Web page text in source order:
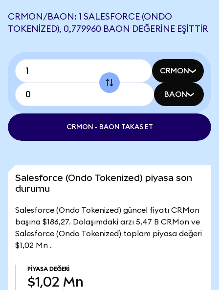
CRMON/BAON: 1 SALESFORCE (ONDO
TOKENIZED), 0,779960 BAON DEĞERINE EŞITTIR
CRMON
BAON
CRMON - BAON TAKAS ET
Salesforce (Ondo Tokenized) piyasa son
durumu
Salesforce (Ondo Tokenized) güncel fiyatı CRMon
başına $186,27. Dolaşımdaki arzı 5,47 B CRMon ve
Salesforce (Ondo Tokenized) toplam piyasa değeri
$1,02 Mn .
PIYASA DEĞERI
$1,02 Mn